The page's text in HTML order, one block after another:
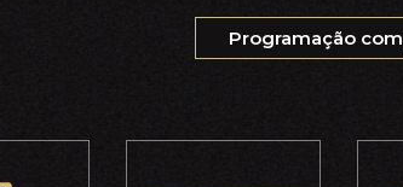
Programação